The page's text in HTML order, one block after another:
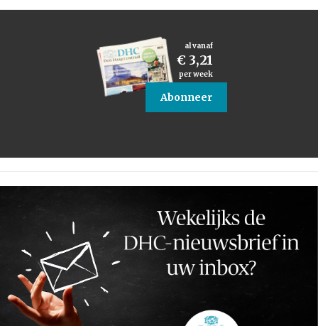
al vanaf
€ 3,21
per week
Abonneer